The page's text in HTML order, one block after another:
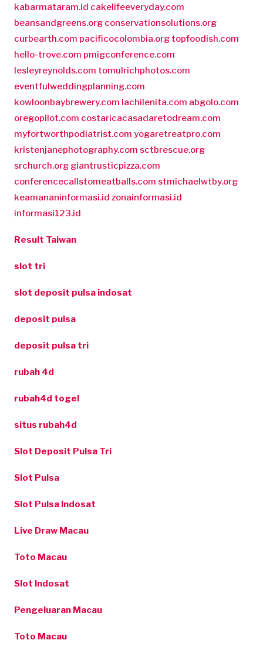
kabarmataram.id cakelifeeveryday.com
beansandgreens.org conservationsolutions.org
curbearth.com pacificocolombia.org topfoodish.com
hello-trove.com pmigconference.com
lesleyreynolds.com tomulrichphotos.com
eventfulweddingplanning.com
kowloonbaybrewery.com lachilenita.com abgolo.com
oregopilot.com costaricacasadaretodream.com
myfortworthpodiatrist.com yogaretreatpro.com
kristenjanephotography.com sctbrescue.org
srchurch.org giantrusticpizza.com
conferencecallstomeatballs.com stmichaelwtby.org
keamananinformasi.id zonainformasi.id
informasi123.id
Result Taiwan
slot tri
slot deposit pulsa indosat
deposit pulsa
deposit pulsa tri
rubah 4d
rubah4d togel
situs rubah4d
Slot Deposit Pulsa Tri
Slot Pulsa
Slot Pulsa Indosat
Live Draw Macau
Toto Macau
Slot Indosat
Pengeluaran Macau
Toto Macau